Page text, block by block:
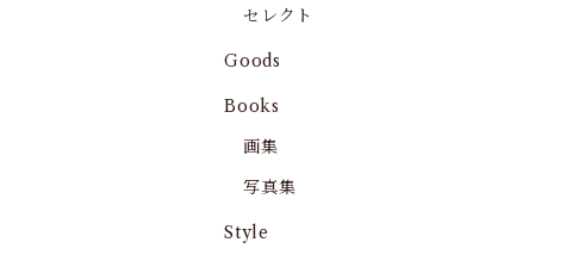
セレクト
Goods
Books
画集
写真集
Style